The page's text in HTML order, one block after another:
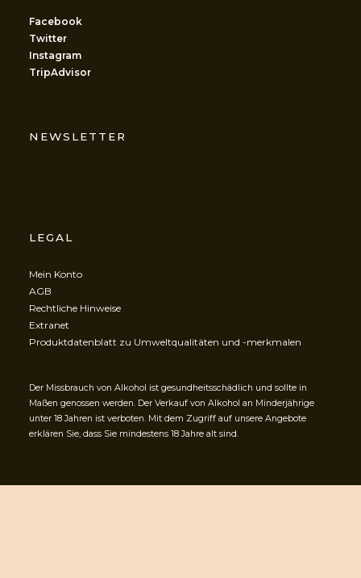
Facebook
Twitter
Instagram
TripAdvisor
NEWSLETTER
LEGAL
Mein Konto
AGB
Rechtliche Hinweise
Extranet
Produktdatenblatt zu Umweltqualitäten und -merkmalen
Der Missbrauch von Alkohol ist gesundheitsschädlich und sollte in
Maßen genossen werden. Der Verkauf von Alkohol an Minderjährige
unter 18 Jahren ist verboten. Mit dem Zugriff auf unsere Angebote
erklären Sie, dass Sie mindestens 18 Jahre alt sind.